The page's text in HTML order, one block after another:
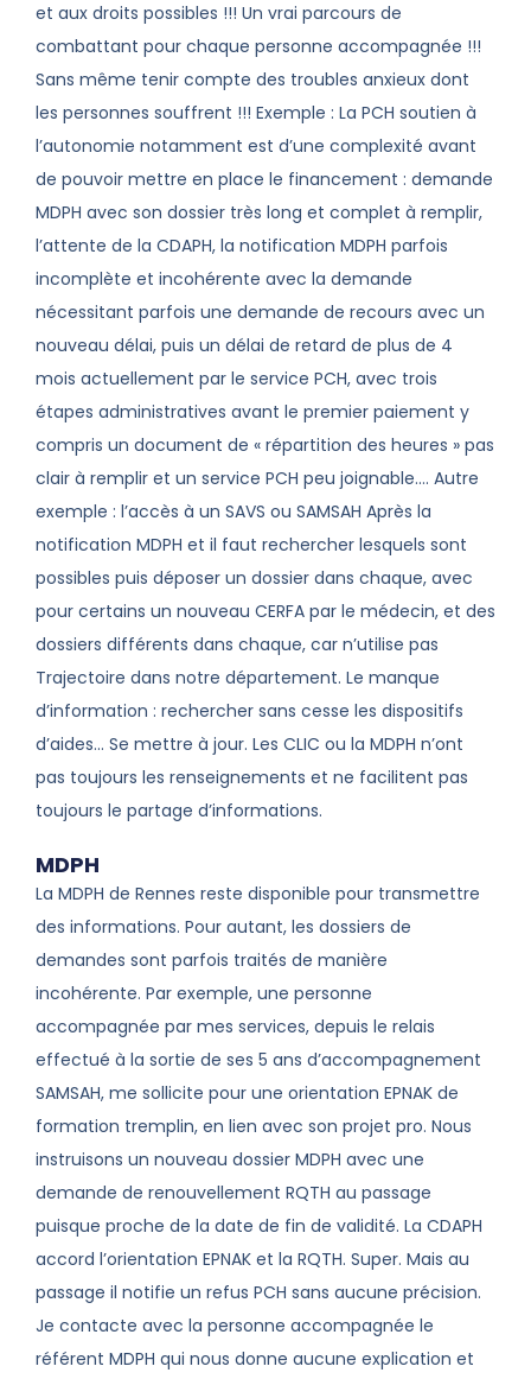
et aux droits possibles !!! Un vrai parcours de
combattant pour chaque personne accompagnée !!!
Sans même tenir compte des troubles anxieux dont
les personnes souffrent !!! Exemple : La PCH soutien à
l’autonomie notamment est d’une complexité avant
de pouvoir mettre en place le financement : demande
MDPH avec son dossier très long et complet à remplir,
l’attente de la CDAPH, la notification MDPH parfois
incomplète et incohérente avec la demande
nécessitant parfois une demande de recours avec un
nouveau délai, puis un délai de retard de plus de 4
mois actuellement par le service PCH, avec trois
étapes administratives avant le premier paiement y
compris un document de « répartition des heures » pas
clair à remplir et un service PCH peu joignable…. Autre
exemple : l’accès à un SAVS ou SAMSAH Après la
notification MDPH et il faut rechercher lesquels sont
possibles puis déposer un dossier dans chaque, avec
pour certains un nouveau CERFA par le médecin, et des
dossiers différents dans chaque, car n’utilise pas
Trajectoire dans notre département. Le manque
d’information : rechercher sans cesse les dispositifs
d’aides… Se mettre à jour. Les CLIC ou la MDPH n’ont
pas toujours les renseignements et ne facilitent pas
toujours le partage d’informations.
MDPH
La MDPH de Rennes reste disponible pour transmettre
des informations. Pour autant, les dossiers de
demandes sont parfois traités de manière
incohérente. Par exemple, une personne
accompagnée par mes services, depuis le relais
effectué à la sortie de ses 5 ans d’accompagnement
SAMSAH, me sollicite pour une orientation EPNAK de
formation tremplin, en lien avec son projet pro. Nous
instruisons un nouveau dossier MDPH avec une
demande de renouvellement RQTH au passage
puisque proche de la date de fin de validité. La CDAPH
accord l’orientation EPNAK et la RQTH. Super. Mais au
passage il notifie un refus PCH sans aucune précision.
Je contacte avec la personne accompagnée le
référent MDPH qui nous donne aucune explication et